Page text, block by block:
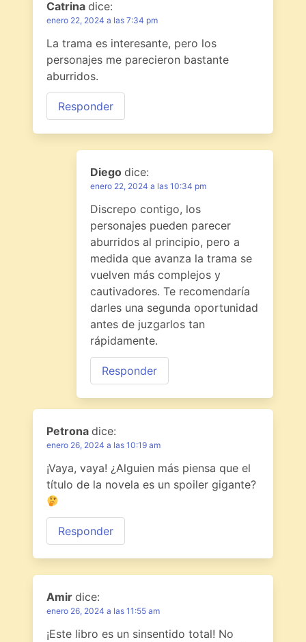
Catrina dice:
enero 22, 2024 a las 7:34 pm
La trama es interesante, pero los
personajes me parecieron bastante
aburridos.
Responder
Diego dice:
enero 22, 2024 a las 10:34 pm
Discrepo contigo, los
personajes pueden parecer
aburridos al principio, pero a
medida que avanza la trama se
vuelven más complejos y
cautivadores. Te recomendaría
darles una segunda oportunidad
antes de juzgarlos tan
rápidamente.
Responder
Petrona dice:
enero 26, 2024 a las 10:19 am
¡Vaya, vaya! ¿Alguien más piensa que el
título de la novela es un spoiler gigante?
Responder
Amir dice:
enero 26, 2024 a las 11:55 am
¡Este libro es un sinsentido total! No